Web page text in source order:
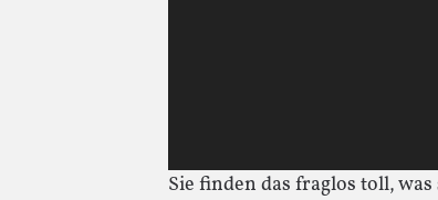
Sie finden das fraglos toll,